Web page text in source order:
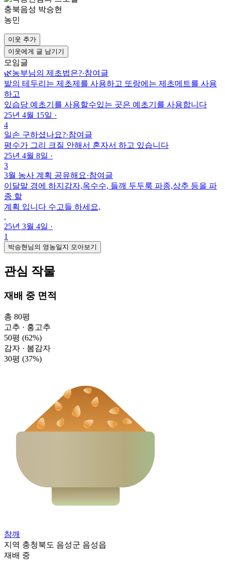
충북음성 박승현
농민
이웃 추가
이웃에게 글 남기기
모임글
🌿농부님의 제초법은?·참여글
밭의 테두리는 제초제를 사용하고 또랑에는 제초메트를 사용
하고
있습당 예초기를 사용할수있는 곳은 예초기를 사용합니다
25년 4월 15일 ·
4
일손 구하셨나요?·참여글
평수가 그리 크질 안해서 혼자서 하고 있습니다
25년 4월 8일 ·
3
3월 농사 계획 공유해요·참여글
이달말 경에 하지감자,옥수수, 들깨 두두룩 파종,상추 등을 파
종 할
계획 입니다 수고들 하세요,
,
25년 3월 4일 ·
1
박승현님의 영농일지 모아보기
관심 작물
재배 중 면적
총 80평
고추 · 홍고추
50평 (62%)
감자 · 봄감자
30평 (37%)
참깨
지역 충청북도 음성군 음성읍
재배 중